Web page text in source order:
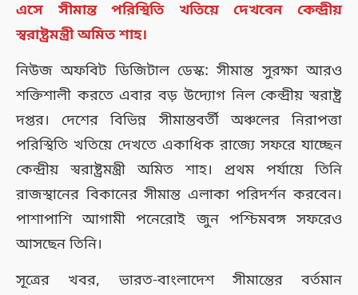
এসে সীমান্ত পরিস্থিতি খতিয়ে দেখবেন কেন্দ্রীয়
স্বরাষ্ট্রমন্ত্রী অমিত শাহ।
নিউজ অফবিট ডিজিটাল ডেস্ক: সীমান্ত সুরক্ষা আরও
শক্তিশালী করতে এবার বড় উদ্যোগ নিল কেন্দ্রীয় স্বরাষ্ট্র
দপ্তর। দেশের বিভিন্ন সীমান্তবর্তী অঞ্চলের নিরাপত্তা
পরিস্থিতি খতিয়ে দেখতে একাধিক রাজ্যে সফরে যাচ্ছেন
কেন্দ্রীয় স্বরাষ্ট্রমন্ত্রী অমিত শাহ। প্রথম পর্যায়ে তিনি
রাজস্থানের বিকানের সীমান্ত এলাকা পরিদর্শন করবেন।
পাশাপাশি আগামী পনেরোই জুন পশ্চিমবঙ্গ সফরেও
আসছেন তিনি।
সূত্রের খবর, ভারত-বাংলাদেশ সীমান্তের বর্তমান